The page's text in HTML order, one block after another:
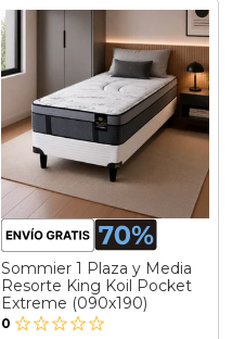
Sommier 1 Plaza y Media
Resorte King Koil Pocket
Extreme (090x190)
0